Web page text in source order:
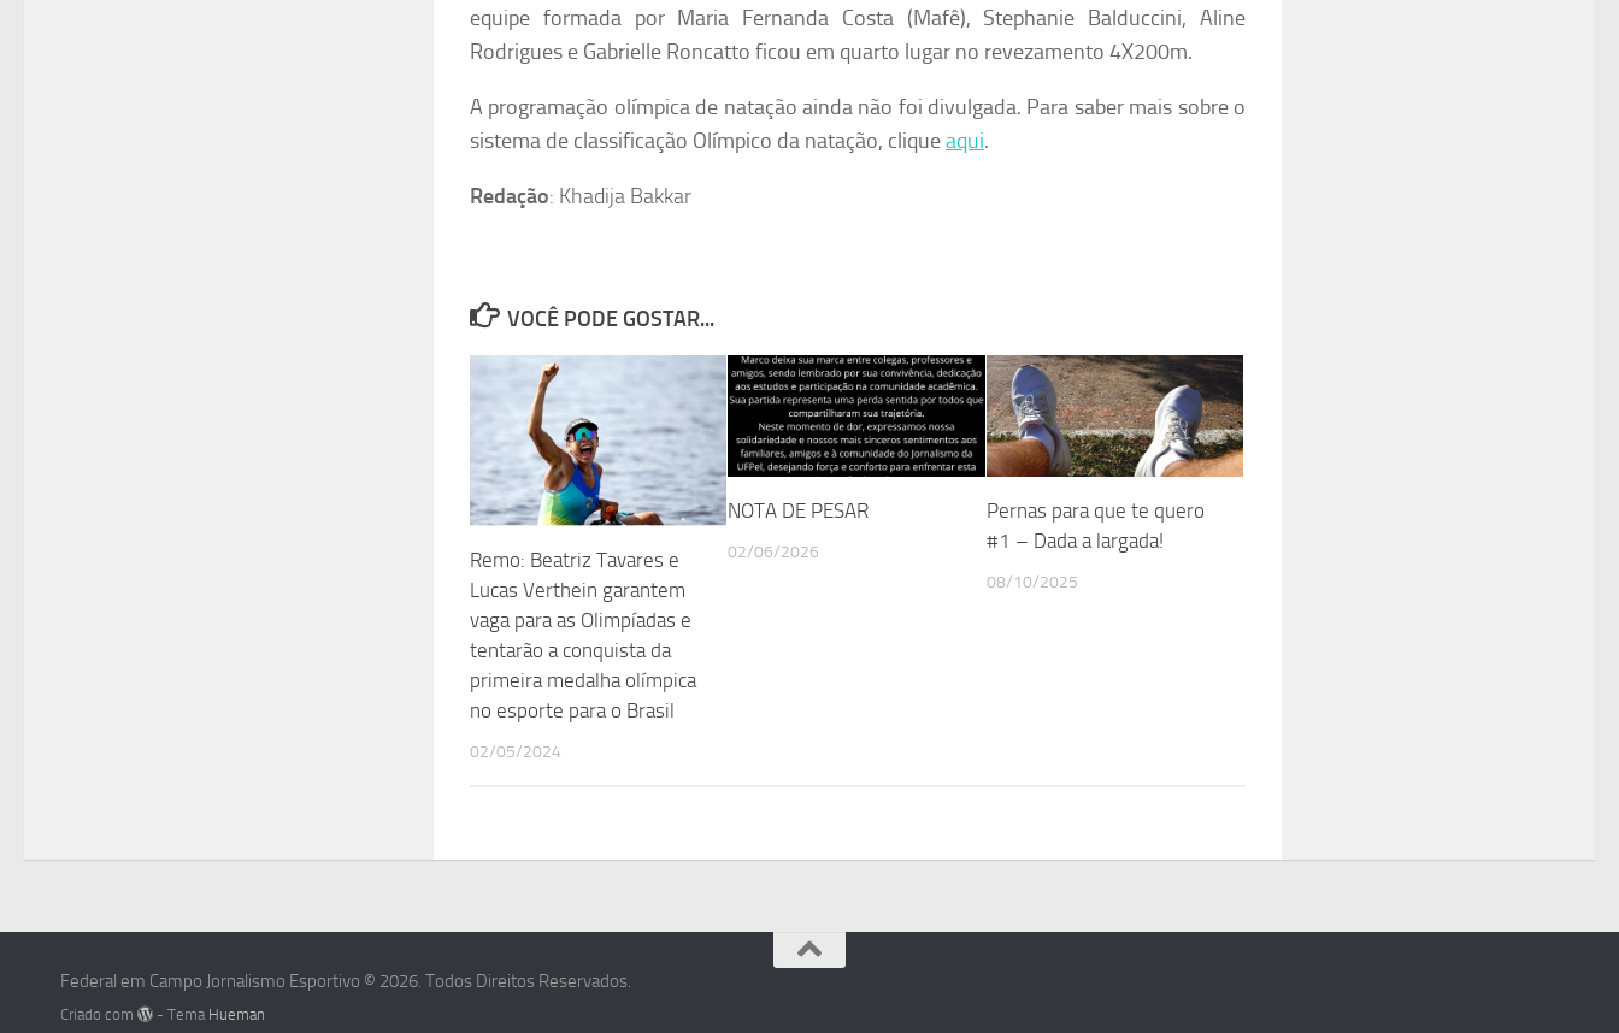
equipe formada por Maria Fernanda Costa (Mafê), Stephanie Balduccini, Aline
Rodrigues e Gabrielle Roncatto ficou em quarto lugar no revezamento 4X200m.
A programação olímpica de natação ainda não foi divulgada. Para saber mais sobre o
sistema de classificação Olímpico da natação, cliqueaqui.
Redação: Khadija Bakkar
VOCÊ PODE GOSTAR...
Remo: Beatriz Tavares e
Lucas Verthein garantem
vaga para as Olimpíadas e
tentarão a conquista da
primeira medalha olímpica
no esporte para o Brasil
02/05/2024
NOTA DE PESAR
02/06/2026
Pernas para que te quero
#1 – Dada a largada!
08/10/2025
Federal em Campo Jornalismo Esportivo © 2026. Todos Direitos Reservados.
Criado com - Tema Hueman